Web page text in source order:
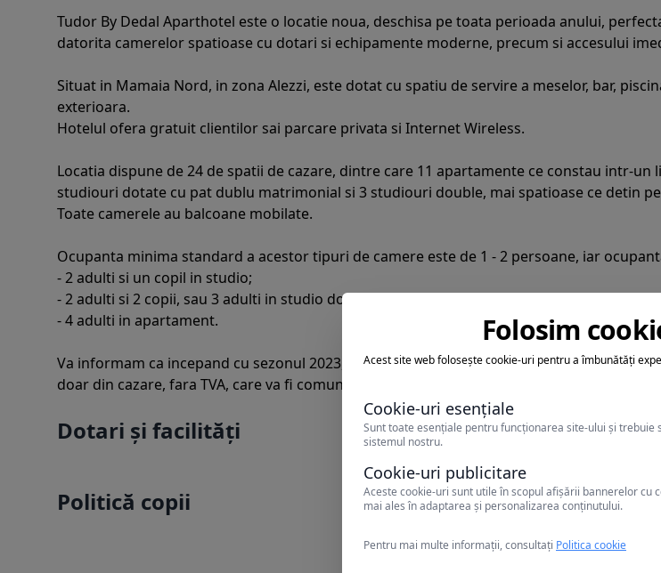
Tudor By Dedal Aparthotel este o locatie noua, deschisa pe toata perioada anului,
datorita camerelor spatioase cu dotari si echipamente moderne, precum si accesului
Situat in Mamaia Nord, in zona Alezzi, este dotat cu spatiu de servire a meselor, bar,
exterioara.
Hotelul ofera gratuit clientilor sai parcare privata si Internet Wireless.
Locatia dispune de 24 de spatii de cazare, dintre care 11 apartamente ce constau intr-
studiouri dotate cu pat dublu matrimonial si 3 studiouri double, mai spatioase ce detin
Toate camerele au balcoane mobilate.
Ocupanta minima standard a acestor tipuri de camere este de 1 - 2 persoane, iar
- 2 adulti si un copil in studio;
- 2 adulti si 2 copii, sau 3 adulti in studio double;
- 4 adulti in apartament.
Va informam ca incepand cu sezonul 2023, se va incasa la receptie in momentul cazarii
doar din cazare, fara TVA, care va fi comunicat la momentul check-in-ului, conform HCL
Dotari și facilități
Politică copii
Folosim
Acest site web folosește cookie-uri pentru a îmbunătăți
Cookie-uri esențiale
Sunt toate esențiale pentru funcționarea site-ului și trebuie
sistemul nostru.
Cookie-uri publicitare
Aceste cookie-uri sunt utile în scopul afișării bannerelor cu
mai ales în adaptarea și personalizarea conținutului.
Pentru mai multe informații, consultați Politica cookie